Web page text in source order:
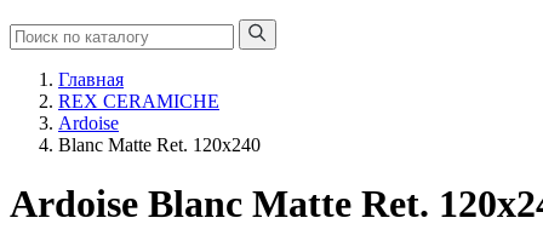
Главная
REX CERAMICHE
Ardoise
Blanc Matte Ret. 120x240
Ardoise Blanc Matte Ret.